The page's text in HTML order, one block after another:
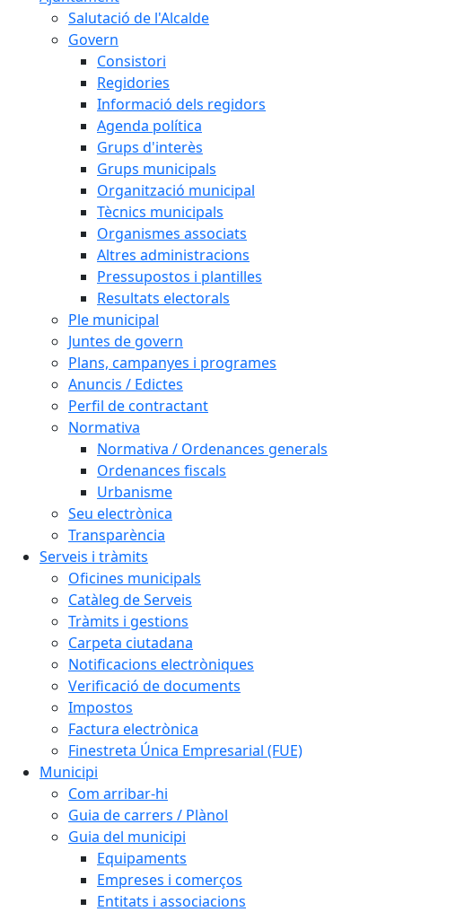
Salutació de l'Alcalde
Govern
Consistori
Regidories
Informació dels regidors
Agenda política
Grups d'interès
Grups municipals
Organització municipal
Tècnics municipals
Organismes associats
Altres administracions
Pressupostos i plantilles
Resultats electorals
Ple municipal
Juntes de govern
Plans, campanyes i programes
Anuncis / Edictes
Perfil de contractant
Normativa
Normativa / Ordenances generals
Ordenances fiscals
Urbanisme
Seu electrònica
Transparència
Serveis i tràmits
Oficines municipals
Catàleg de Serveis
Tràmits i gestions
Carpeta ciutadana
Notificacions electròniques
Verificació de documents
Impostos
Factura electrònica
Finestreta Única Empresarial (FUE)
Municipi
Com arribar-hi
Guia de carrers / Plànol
Guia del municipi
Equipaments
Empreses i comerços
Entitats i associacions